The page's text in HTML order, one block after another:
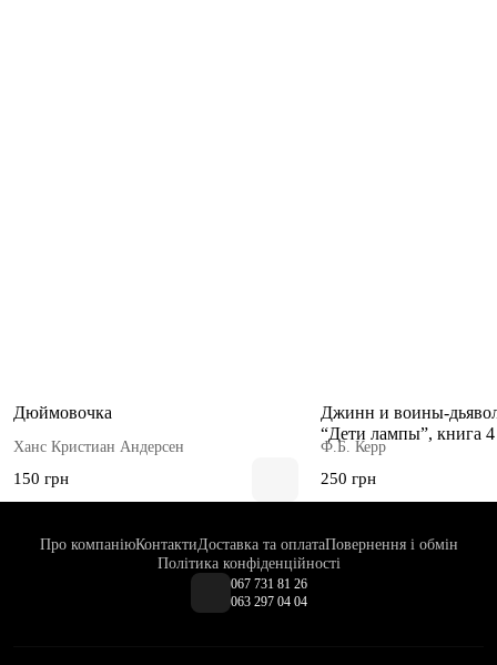
Дюймовочка
Ханс Кристиан Андерсен
150 грн
Джинн и воины-
“Дети лампы”, книга 4
Ф.Б. Керр
250 грн
Про компаніюКонтактиДоставка та оплатаПовернення і обмін
Політика конфіденційності
067 731 81 26
063 297 04 04